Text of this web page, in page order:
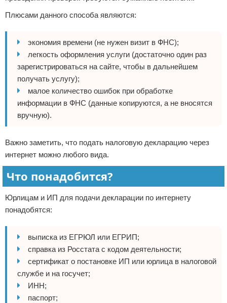
Плюсами данного способа являются:
экономия времени (не нужен визит в ФНС);
легкость оформления услуги (достаточно один раз
зарегистрироваться на сайте, чтобы в дальнейшем
получать услугу);
малое количество ошибок при обработке
информации в ФНС (данные копируются, а не вносятся
вручную).
Важно заметить, что подать налоговую декларацию через
интернет можно любого вида.
Что понадобится?
Юрлицам и ИП для подачи декларации по интернету
понадобятся:
выписка из ЕГРЮЛ или ЕГРИП;
справка из Росстата с кодом деятельности;
сертификат о постановке ИП или юрлица в налоговой
службе и на госучет;
ИНН;
паспорт;